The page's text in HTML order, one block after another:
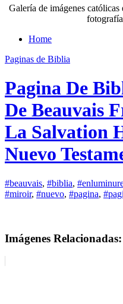
Galería de imágenes
Home
Paginas de Biblia
Pagina De
De Beauvais
La Salvation
Nuevo
#beauvais, #biblia,
#miroir, #nuevo, #pagina,
Imágenes Relacionadas: